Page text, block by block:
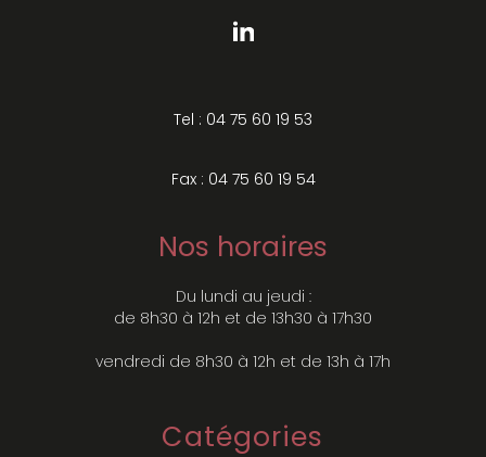
Tel : 04 75 60 19 53
Fax : 04 75 60 19 54
Nos horaires
Du lundi au jeudi :
de 8h30 à 12h et de 13h30 à 17h30
vendredi de 8h30 à 12h et de 13h à 17h
Catégories